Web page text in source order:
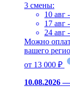
3 смены:
10 авг
17 авг
24 авг
Можно
вашего
от 13 000 ₽
10.08.2026